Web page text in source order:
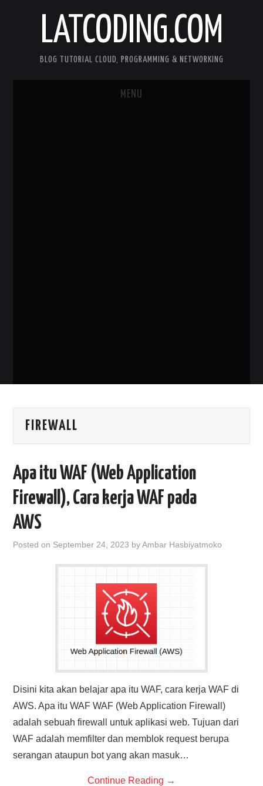
LATCODING.COM
BLOG TUTORIAL CLOUD, PROGRAMMING & NETWORKING
MENU
FIREWALL
Apa itu WAF (Web Application
Firewall), Cara kerja WAF pada
AWS
Posted on September 24, 2023 byAmbar Hasbiyatmoko
Disini kita akan belajar apa itu WAF, cara kerja WAF di
AWS. Apa itu WAF WAF (Web Application Firewall)
adalah sebuah firewall untuk aplikasi web. Tujuan dari
WAF adalah memfilter dan memblok request berupa
serangan ataupun bot yang akan masuk…
Continue Reading →